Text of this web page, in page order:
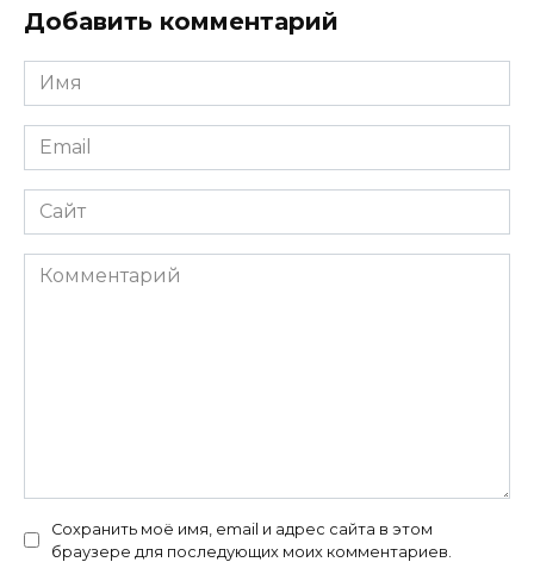
Добавить комментарий
Имя
*
Email
*
Сайт
Комментарий
Сохранить моё имя, email и адрес сайта в этом
браузере для последующих моих комментариев.